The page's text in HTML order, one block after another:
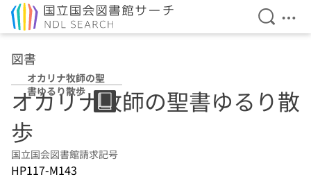
検索を
メ
図書
オカリナ牧師の聖
書ゆるり散歩
オカリナ牧師の聖書ゆるり散
歩
国立国会図書館請求記号
HP117-M143